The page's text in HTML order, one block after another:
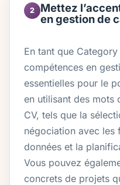
2
Mettez
en gestion de
En tant que
compétences en
essentielles pour le
en utilisant des mots
CV, tels que la
négociation avec les
données et la
Vous pouvez
concrets de projets